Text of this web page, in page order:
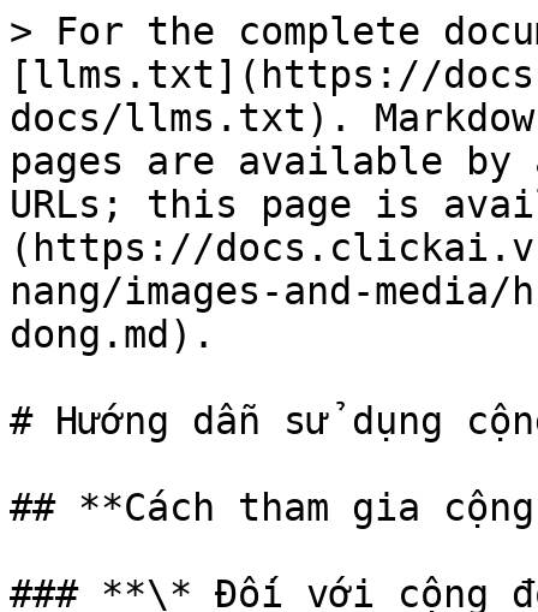
> For the complete
[llms.txt](https://
docs/llms.txt).
pages are available by
URLs; this page is
(https://
nang/images-and-media/
dong.md).
# Hướng dẫn sử dụng
## **Cách tham gia
### **\* Đối với cộng